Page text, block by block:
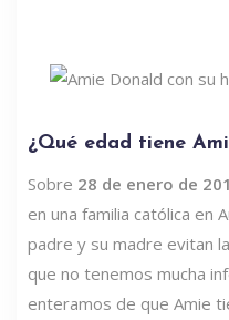
¿Qué edad tiene
Sobre 28 de enero de
en una familia católica en
padre y su madre evitan
que no tenemos mucha
enteramos de que Amie